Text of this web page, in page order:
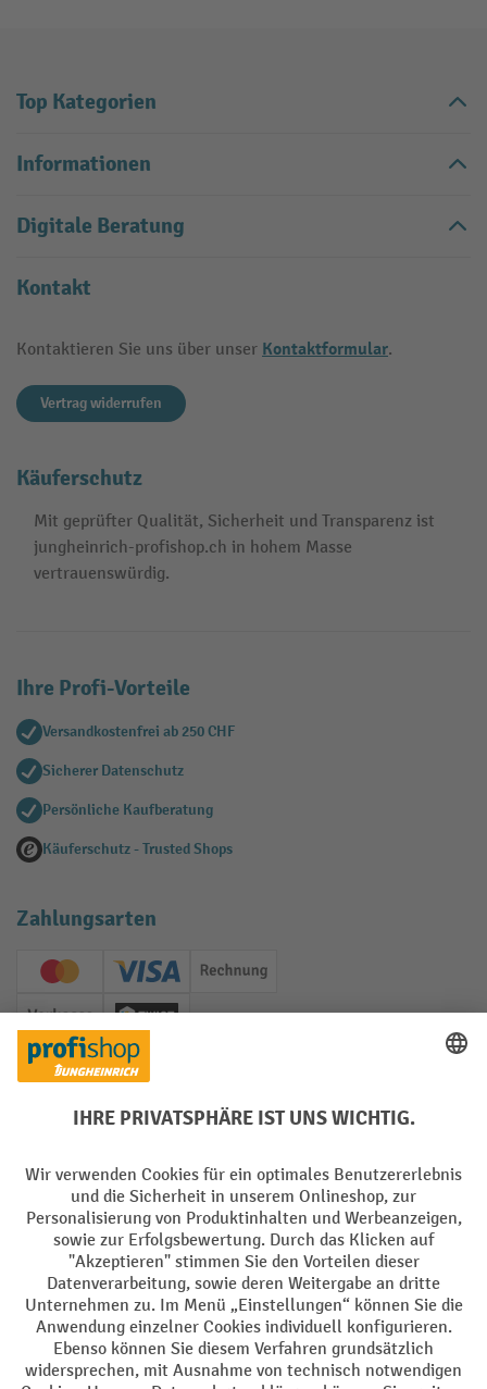
Top Kategorien
Informationen
Digitale Beratung
Kontakt
Kontaktieren Sie uns über unser Kontaktformular.
Vertrag widerrufen
Käuferschutz
Mit geprüfter Qualität, Sicherheit und Transparenz ist
jungheinrich-profishop.ch in hohem Masse
vertrauenswürdig.
Ihre Profi-Vorteile
Versandkostenfrei ab 250 CHF
Sicherer Datenschutz
Persönliche Kaufberatung
Käuferschutz - Trusted Shops
Zahlungsarten
Creditcard (Master)Creditcard (Visa)
Rechnung
Vorkasse Twint
Sprachen
DE FR
AGB Impressum Datenschutz Privacy Settings